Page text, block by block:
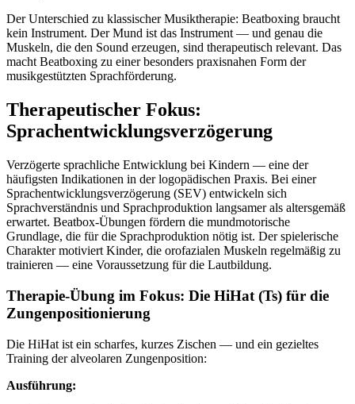
Der Unterschied zu klassischer Musiktherapie: Beatboxing braucht
kein Instrument. Der Mund ist das Instrument — und genau die
Muskeln, die den Sound erzeugen, sind therapeutisch relevant. Das
macht Beatboxing zu einer besonders praxisnahen Form der
musikgestützten Sprachförderung.
Therapeutischer Fokus:
Sprachentwicklungsverzögerung
Verzögerte sprachliche Entwicklung bei Kindern — eine der
häufigsten Indikationen in der logopädischen Praxis. Bei einer
Sprachentwicklungsverzögerung (SEV) entwickeln sich
Sprachverständnis und Sprachproduktion langsamer als altersgemäß
erwartet. Beatbox-Übungen fördern die mundmotorische
Grundlage, die für die Sprachproduktion nötig ist. Der spielerische
Charakter motiviert Kinder, die orofazialen Muskeln regelmäßig zu
trainieren — eine Voraussetzung für die Lautbildung.
Therapie-Übung im Fokus: Die HiHat (Ts) für die
Zungenpositionierung
Die HiHat ist ein scharfes, kurzes Zischen — und ein gezieltes
Training der alveolaren Zungenposition:
Ausführung: